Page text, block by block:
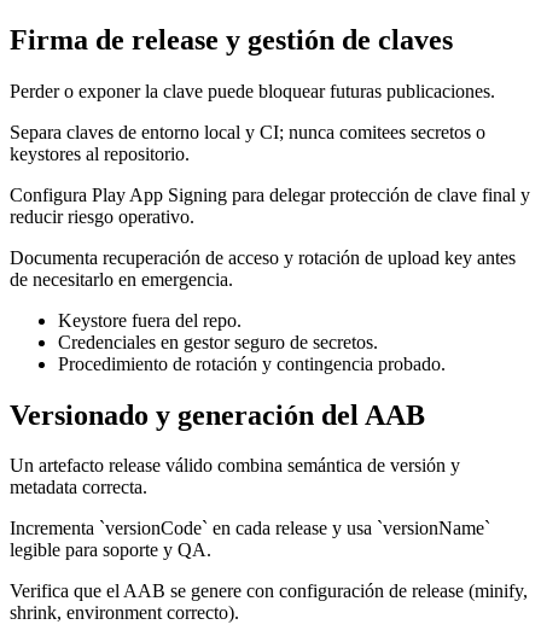
Firma de release y gestión de claves
Perder o exponer la clave puede bloquear futuras publicaciones.
Separa claves de entorno local y CI; nunca comitees secretos o
keystores al repositorio.
Configura Play App Signing para delegar protección de clave final y
reducir riesgo operativo.
Documenta recuperación de acceso y rotación de upload key antes
de necesitarlo en emergencia.
Keystore fuera del repo.
Credenciales en gestor seguro de secretos.
Procedimiento de rotación y contingencia probado.
Versionado y generación del AAB
Un artefacto release válido combina semántica de versión y
metadata correcta.
Incrementa `versionCode` en cada release y usa `versionName`
legible para soporte y QA.
Verifica que el AAB se genere con configuración de release (minify,
shrink, environment correcto).